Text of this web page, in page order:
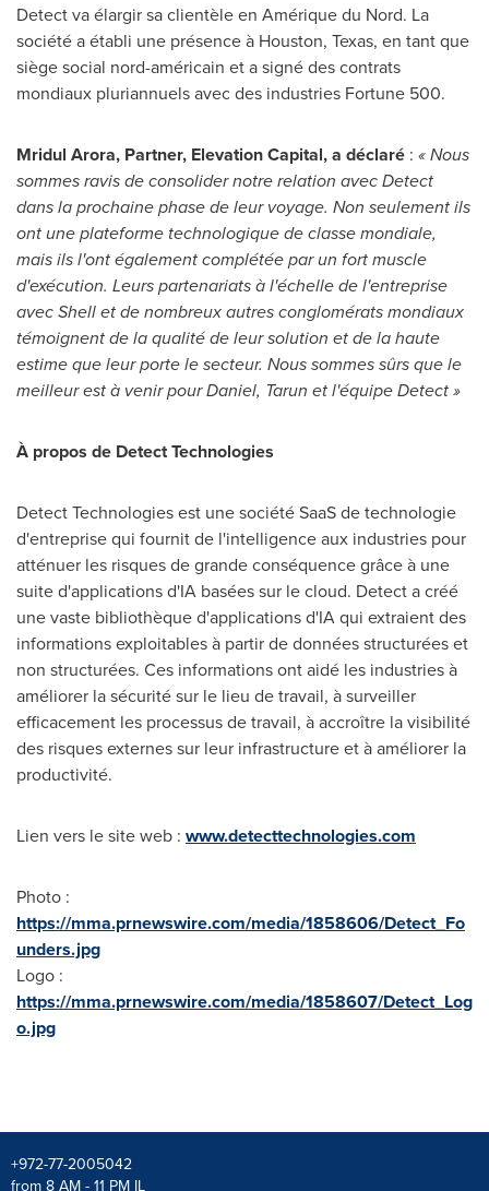
Detect va élargir sa clientèle en Amérique du Nord. La
société a établi une présence à Houston, Texas, en tant que
siège social nord-américain et a signé des contrats
mondiaux pluriannuels avec des industries Fortune 500.
Mridul Arora, Partner, Elevation Capital, a déclaré : « Nous
sommes ravis de consolider notre relation avec Detect
dans la prochaine phase de leur voyage. Non seulement ils
ont une plateforme technologique de classe mondiale,
mais ils l'ont également complétée par un fort muscle
d'exécution. Leurs partenariats à l'échelle de l'entreprise
avec Shell et de nombreux autres conglomérats mondiaux
témoignent de la qualité de leur solution et de la haute
estime que leur porte le secteur. Nous sommes sûrs que le
meilleur est à venir pour Daniel, Tarun et l'équipe Detect »
À propos de Detect Technologies
Detect Technologies est une société SaaS de technologie
d'entreprise qui fournit de l'intelligence aux industries pour
atténuer les risques de grande conséquence grâce à une
suite d'applications d'IA basées sur le cloud. Detect a créé
une vaste bibliothèque d'applications d'IA qui extraient des
informations exploitables à partir de données structurées et
non structurées. Ces informations ont aidé les industries à
améliorer la sécurité sur le lieu de travail, à surveiller
efficacement les processus de travail, à accroître la visibilité
des risques externes sur leur infrastructure et à améliorer la
productivité.
Lien vers le site web : www.detecttechnologies.com
Photo :
https://mma.prnewswire.com/media/1858606/Detect_Fo
unders.jpg
Logo :
https://mma.prnewswire.com/media/1858607/Detect_Log
o.jpg
+972-77-2005042
from 8 AM - 11 PM IL